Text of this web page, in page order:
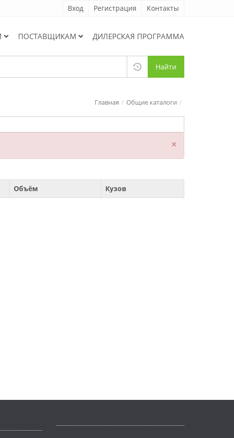
Вход Регистрация Контакты
ПОСТАВЩИКАМ ДИЛЕРСКАЯ ПРОГРАММА
Найти
Главная Общие каталоги
×
Объём Кузов